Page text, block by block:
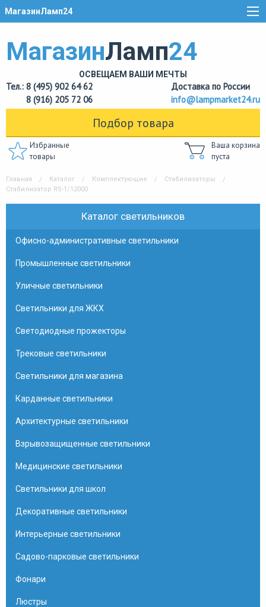
МагазинЛамп24
МагазинЛамп24
ОСВЕЩАЕМ ВАШИ МЕЧТЫ
Тел.: 8 (495) 902 64 62
8 (916) 205 72 06
Доставка по России
info@lampmarket24.ru
Подбор товара
Избранные
товары
Ваша корзина
пуста
Главная Каталог Комплектующие
Стабилизаторы
Стабилизатор RS-1/12000
Каталог светильников
Офисно-административные светильники
Промышленные светильники
Уличные светильники
Светильники для ЖКХ
Светодиодные прожекторы
Трековые светильники
Светильники для магазина
Карданные светильники
Архитектурные светильники
Взрывозащищенные светильники
Медицинские светильники
Светильники для школ
Декоративные светильники
Интерьерные светильники
Садово-парковые светильники
Фонари
Люстры